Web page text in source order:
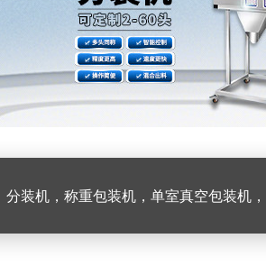
分装机，称重包装机，单室真空包装机，双室真